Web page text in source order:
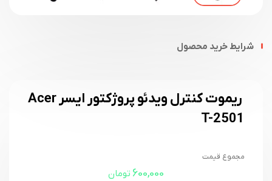
شرایط خرید محصول
ریموت کنترل ویدئو پروژکتور ایسر Acer
T-2501
مجموع قیمت
600,000 تومان